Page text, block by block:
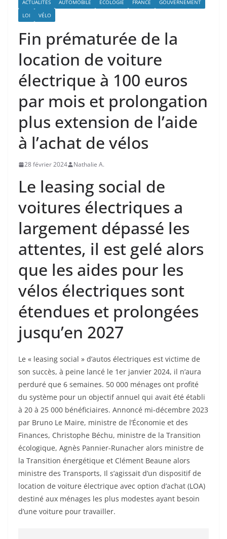
ACTUALITÉS AUTOMOBILE ÉCOLOGIE FRANCE
GOUVERNEMENT
LOI
VÉLO
Fin prématurée de la
location de voiture
électrique à 100 euros
par mois et prolongation
plus extension de l’aide
à l’achat de vélos
28 février 2024 Nathalie A.
Le leasing social de
voitures électriques a
largement dépassé les
attentes, il est gelé alors
que les aides pour les
vélos électriques sont
étendues et prolongées
jusqu’en 2027
Le « leasing social » d’autos électriques est victime de
son succès, à peine lancé le 1er janvier 2024, il n’aura
perduré que 6 semaines. 50 000 ménages ont profité
du système pour un objectif annuel qui avait été établi
à 20 à 25 000 bénéficiaires. Annoncé mi-décembre 2023
par Bruno Le Maire, ministre de l’Économie et des
Finances, Christophe Béchu, ministre de la Transition
écologique, Agnès Pannier-Runacher alors ministre de
la Transition énergétique et Clément Beaune alors
ministre des Transports, Il s’agissait d’un dispositif de
location de voiture électrique avec option d’achat (LOA)
destiné aux ménages les plus modestes ayant besoin
d’une voiture pour travailler.